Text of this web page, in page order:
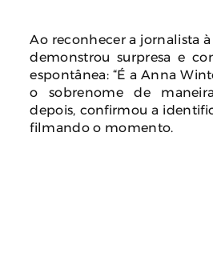
Ao reconhecer a jornalista
demonstrou surpresa e
espontânea: “É a Anna
o sobrenome de
depois, confirmou a
filmando o momento.